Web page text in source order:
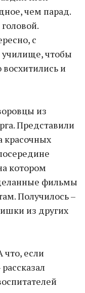
чем парад.
с
училище, чтобы
и
из
Представили
красочных
котором
фильмы
Получилось –
из других
что, если